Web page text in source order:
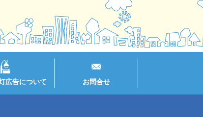
広告について お問合せ